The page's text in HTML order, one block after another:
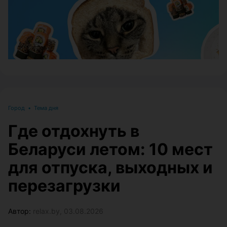
Город • Тема дня
Где отдохнуть в
Беларуси летом: 10 мест
для отпуска, выходных и
перезагрузки
Автор: